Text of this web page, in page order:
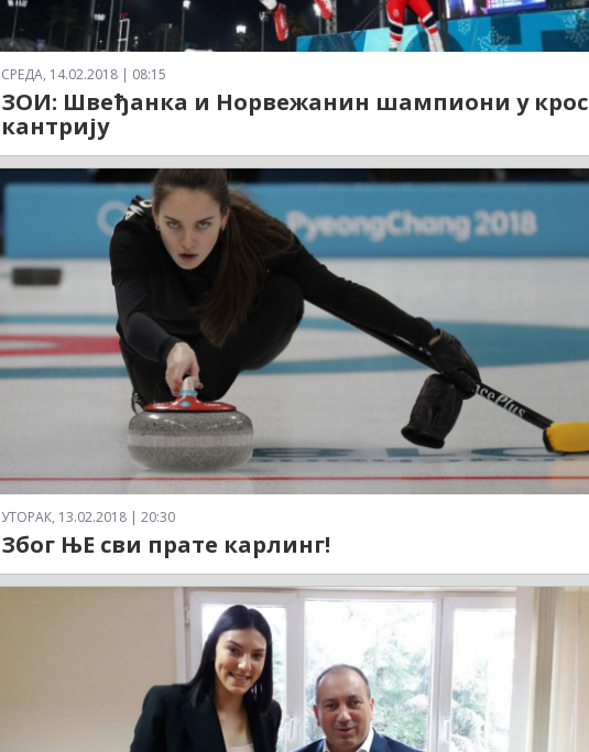
СРЕДА, 14.02.2018 | 08:15
ЗОИ: Швеђанка и Норвежанин шампиони у крос
кантрију
УТОРАК, 13.02.2018 | 20:30
Због ЊЕ сви прате карлинг!